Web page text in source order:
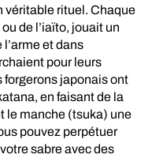
véritable rituel. Chaque
de l’iaïto, jouait un
et dans
pour leurs
forgerons japonais ont
en faisant de la
le manche (tsuka) une
pouvez perpétuer
sabre avec des